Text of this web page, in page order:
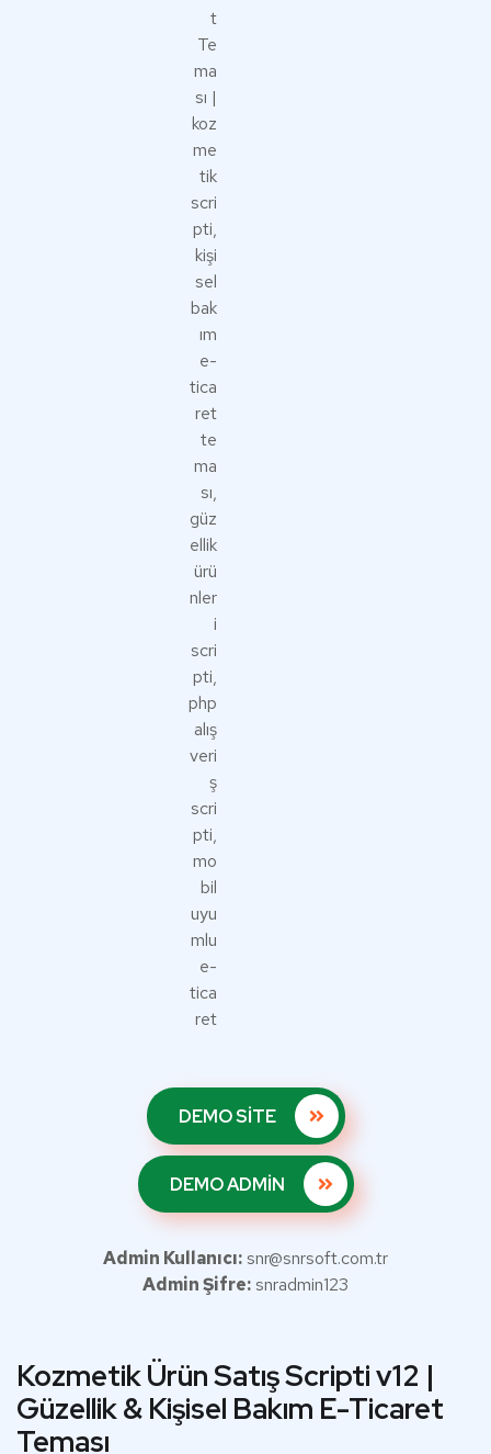
DEMO SİTE
DEMO ADMİN
Admin Kullanıcı: snr@snrsoft.com.tr
Admin Şifre: snradmin123
Kozmetik Ürün Satış Scripti v12 |
Güzellik & Kişisel Bakım E-Ticaret
Teması